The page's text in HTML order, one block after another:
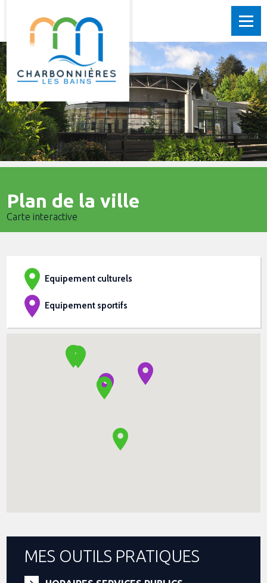
Plan de la ville
Carte interactive
Equipement culturels
Equipement sportifs
MES OUTILS PRATIQUES